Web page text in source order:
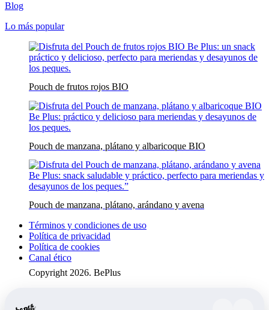
Blog
Lo más popular
Pouch de frutos rojos BIO
Pouch de manzana, plátano y albaricoque BIO
Pouch de manzana, plátano, arándano y avena
Términos y condiciones de uso
Política de privacidad
Política de cookies
Canal ético
Copyright 2026. BePlus